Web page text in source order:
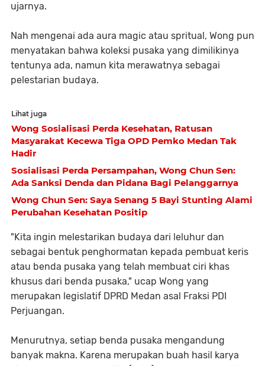
ujarnya.
Nah mengenai ada aura magic atau spritual, Wong pun
menyatakan bahwa koleksi pusaka yang dimilikinya
tentunya ada, namun kita merawatnya sebagai
pelestarian budaya.
Lihat juga
Wong Sosialisasi Perda Kesehatan, Ratusan
Masyarakat Kecewa Tiga OPD Pemko Medan Tak
Hadir
Sosialisasi Perda Persampahan, Wong Chun Sen:
Ada Sanksi Denda dan Pidana Bagi Pelanggarnya
Wong Chun Sen: Saya Senang 5 Bayi Stunting Alami
Perubahan Kesehatan Positip
"Kita ingin melestarikan budaya dari leluhur dan
sebagai bentuk penghormatan kepada pembuat keris
atau benda pusaka yang telah membuat ciri khas
khusus dari benda pusaka," ucap Wong yang
merupakan legislatif DPRD Medan asal Fraksi PDI
Perjuangan.
Menurutnya, setiap benda pusaka mengandung
banyak makna. Karena merupakan buah hasil karya